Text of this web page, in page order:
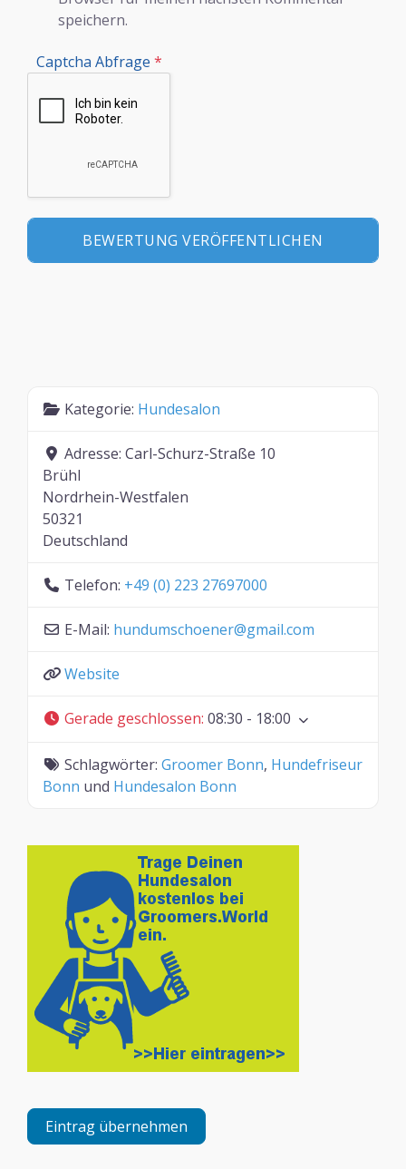
speichern.
Captcha Abfrage *
Kategorie: Hundesalon
Adresse: Carl-Schurz-Straße 10
Brühl
Nordrhein-Westfalen
50321
Deutschland
Telefon: +49 (0) 223 27697000
E-Mail: hundumschoener@gmail.com
Website
Gerade geschlossen: 08:30 - 18:00
Schlagwörter: Groomer Bonn, Hundefriseur
Bonn und Hundesalon Bonn
Eintrag übernehmen